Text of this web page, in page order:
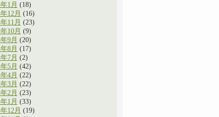
1月 (18)
12月 (16)
11月 (23)
10月 (9)
9月 (20)
8月 (17)
7月 (2)
5月 (42)
4月 (22)
3月 (22)
2月 (23)
1月 (33)
12月 (19)